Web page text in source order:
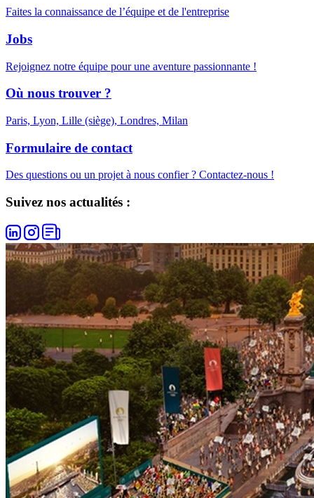
Faites la connaissance de l’équipe et de l'entreprise
Jobs
Rejoignez notre équipe pour une aventure passionnante !
Où nous trouver ?
Paris, Lyon, Lille (siège), Londres, Milan
Formulaire de contact
Des questions ou un projet à nous confier ? Contactez-nous !
Suivez nos actualités :